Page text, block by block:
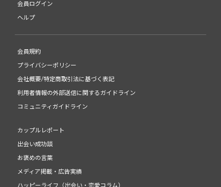
会員ログイン
ヘルプ
会員規約
プライバシーポリシー
会社概要/特定商取引法に基づく表記
利用者情報の外部送信に関するガイドライン
コミュニティガイドライン
カップルレポート
出会い成功談
お褒めの言葉
メディア掲載・広告実績
ハッピーライフ（出会い・恋愛コラム）